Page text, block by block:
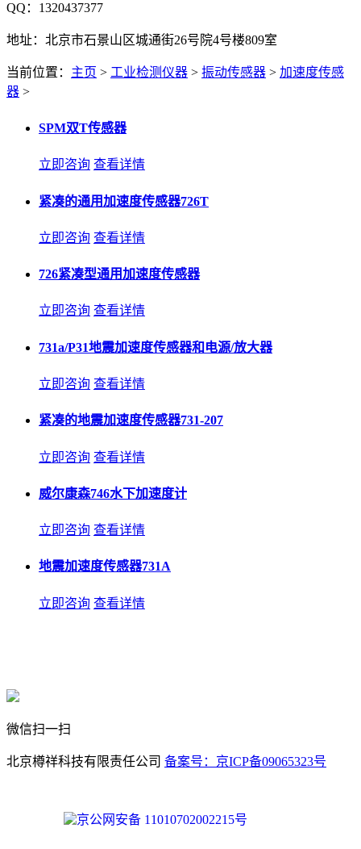
QQ：1320437377
地址：北京市石景山区城通街26号院4号楼809室
当前位置： 主页 > 工业检测仪器 > 振动传感器 > 加速度传感
器 >
SPM双T传感器
立即咨询 查看详情
紧凑的通用加速度传感器726T
立即咨询 查看详情
726紧凑型通用加速度传感器
立即咨询 查看详情
731a/P31地震加速度传感器和电源/放大器
立即咨询 查看详情
紧凑的地震加速度传感器731-207
立即咨询 查看详情
威尔康森746水下加速度计
立即咨询 查看详情
地震加速度传感器731A
立即咨询 查看详情
微信扫一扫
北京樽祥科技有限责任公司 备案号：京ICP备09065323号
京公网安备 11010702002215号